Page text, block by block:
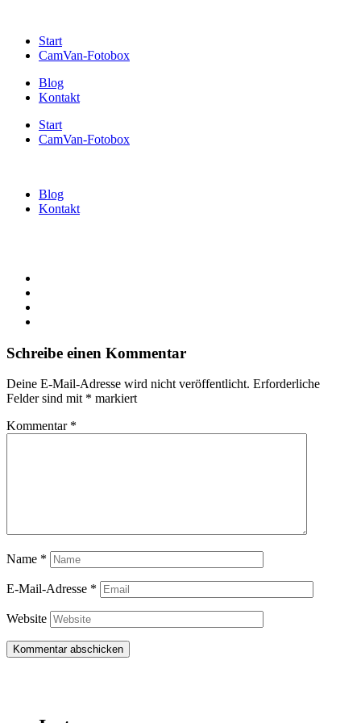
Start
CamVan-Fotobox
Blog
Kontakt
Start
CamVan-Fotobox
Blog
Kontakt
Schreibe einen Kommentar
Deine E-Mail-Adresse wird nicht veröffentlicht. Erforderliche
Felder sind mit * markiert
Kommentar *
Name *
E-Mail-Adresse *
Website